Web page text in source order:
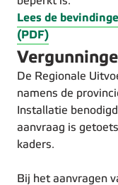
Lees de
(PDF)
De Regionale
namens de
Installatie
aanvraag is
kaders.
Bij het aanvragen